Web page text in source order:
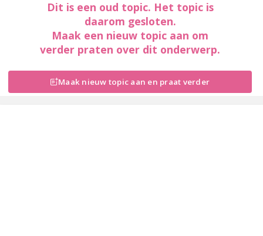
Dit is een oud topic. Het topic is
daarom gesloten.
Maak een nieuw topic aan om
verder praten over dit onderwerp.
Maak nieuw topic aan en praat verder